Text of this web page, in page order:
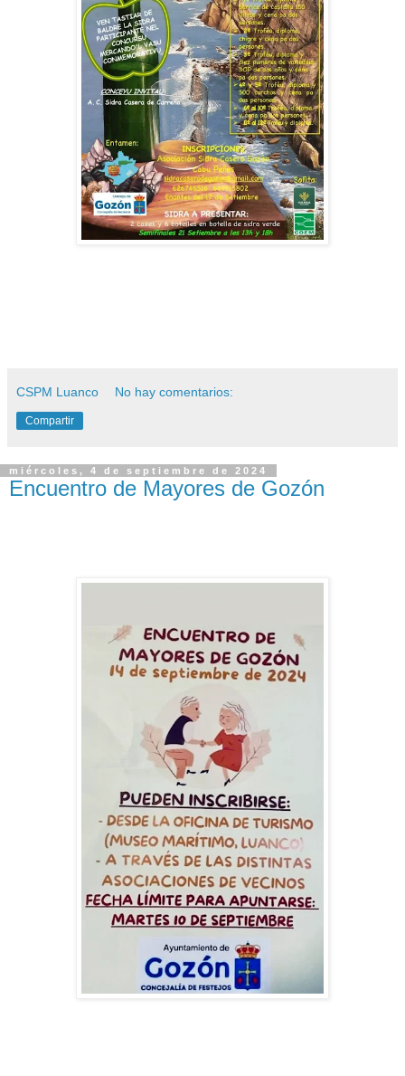
CSPM Luanco No hay comentarios:
Compartir
miércoles, 4 de septiembre de 2024
Encuentro de Mayores de Gozón